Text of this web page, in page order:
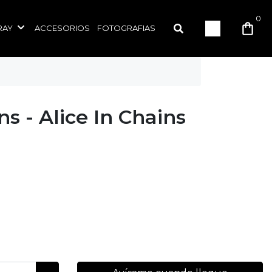
ACCESORIOS FOTOGRAFIAS
0
- Alice In Chains